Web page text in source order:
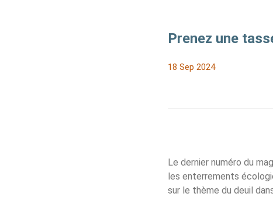
Prenez une
18 Sep 2024
Le dernier numéro du
les enterrements
sur le thème du deuil